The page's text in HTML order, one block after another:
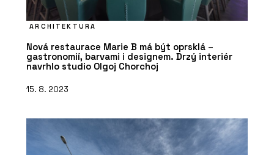
ARCHITEKTURA
Nová restaurace Marie B má být oprsklá –
gastronomií, barvami i designem. Drzý interiér
navrhlo studio Olgoj Chorchoj
15. 8. 2023